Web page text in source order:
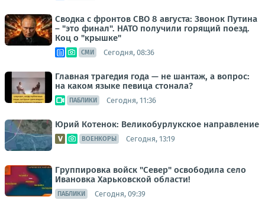
Сводка с фронтов СВО 8 августа: Звонок Путина
– "это финал". НАТО получили горящий поезд.
Коц о "крышке"
СМИ Сегодня, 08:36
Главная трагедия года — не шантаж, а вопрос:
на каком языке певица стонала?
ПАБЛИКИ Сегодня, 11:36
Юрий Котенок: Великобурлукское направление
ВОЕНКОРЫ Сегодня, 13:19
Группировка войск "Север" освободила село
Ивановка Харьковской области!
ПАБЛИКИ Сегодня, 09:39